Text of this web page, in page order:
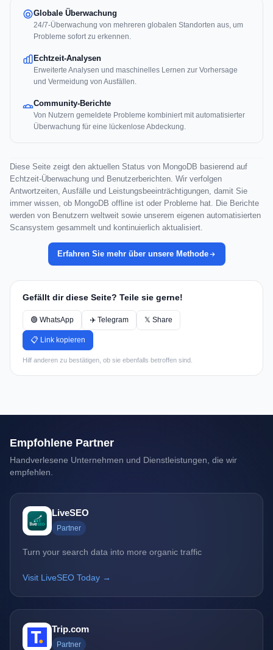
Globale Überwachung
24/7-Überwachung von mehreren globalen Standorten aus, um
Probleme sofort zu erkennen.
Echtzeit-Analysen
Erweiterte Analysen und maschinelles Lernen zur Vorhersage
und Vermeidung von Ausfällen.
Community-Berichte
Von Nutzern gemeldete Probleme kombiniert mit automatisierter
Überwachung für eine lückenlose Abdeckung.
Diese Seite zeigt den aktuellen Status von MongoDB basierend auf
Echtzeit-Überwachung und Benutzerberichten. Wir verfolgen
Antwortzeiten, Ausfälle und Leistungsbeeinträchtigungen, damit Sie
immer wissen, ob MongoDB offline ist oder Probleme hat. Die Berichte
werden von Benutzern weltweit sowie unserem eigenen automatisierten
Scansystem gesammelt und kontinuierlich aktualisiert.
Erfahren Sie mehr über unsere Methode
Gefällt dir diese Seite? Teile sie gerne!
🟢 WhatsApp ✈️ Telegram 𝕏 Share
📋 Link kopieren
Hilf anderen zu bestätigen, ob sie ebenfalls betroffen sind.
Empfohlene Partner
Handverlesene Unternehmen und Dienstleistungen, die wir
empfehlen.
LiveSEO
Partner
Turn your search data into more organic traffic
Visit LiveSEO Today →
Trip.com
Partner